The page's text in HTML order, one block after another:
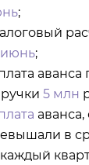
;
июнь;
5 млн
в